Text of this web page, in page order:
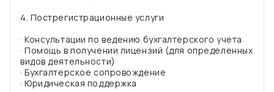
4. Пострегистрационные услуги
· Консультации по ведению бухгалтерского учета
· Помощь в получении лицензий (для определенных
видов деятельности)
· Бухгалтерское сопровождение